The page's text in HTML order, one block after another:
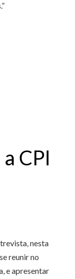
CPI
nesta
reunir no
e apresentar